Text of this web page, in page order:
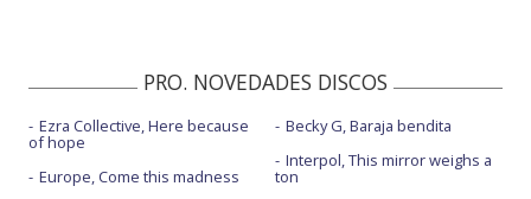
PRO. NOVEDADES DISCOS
Ezra Collective, Here because
of hope
Europe, Come this madness
Becky G, Baraja bendita
Interpol, This mirror weighs a
ton